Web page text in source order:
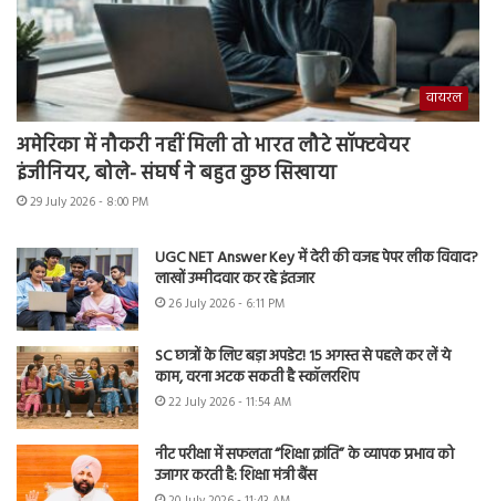
वायरल
अमेरिका में नौकरी नहीं मिली तो भारत लौटे सॉफ्टवेयर
इंजीनियर, बोले- संघर्ष ने बहुत कुछ सिखाया
29 July 2026 - 8:00 PM
UGC NET Answer Key में देरी की वजह पेपर लीक विवाद?
लाखों उम्मीदवार कर रहे इंतजार
26 July 2026 - 6:11 PM
SC छात्रों के लिए बड़ा अपडेट! 15 अगस्त से पहले कर लें ये
काम, वरना अटक सकती है स्कॉलरशिप
22 July 2026 - 11:54 AM
नीट परीक्षा में सफलता “शिक्षा क्रांति” के व्यापक प्रभाव को
उजागर करती है: शिक्षा मंत्री बैंस